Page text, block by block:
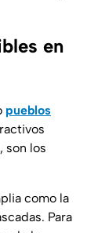
en
pueblos
son los
como la
Para